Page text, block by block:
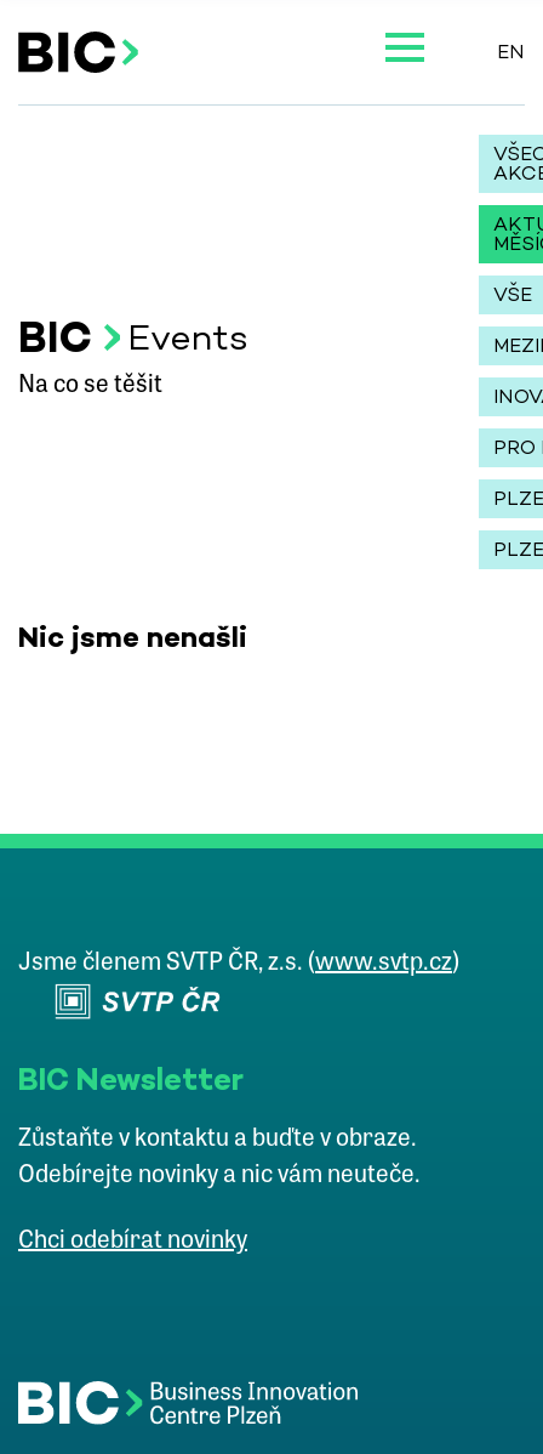
EN
BIC Events
Na co se těšit
VŠE
PRO
Nic jsme nenašli
Jsme členem SVTP ČR, z.s. (www.svtp.cz)
BIC Newsletter
Zůstaňte v kontaktu a buďte v obraze.
Odebírejte novinky a nic vám neuteče.
Chci odebírat novinky